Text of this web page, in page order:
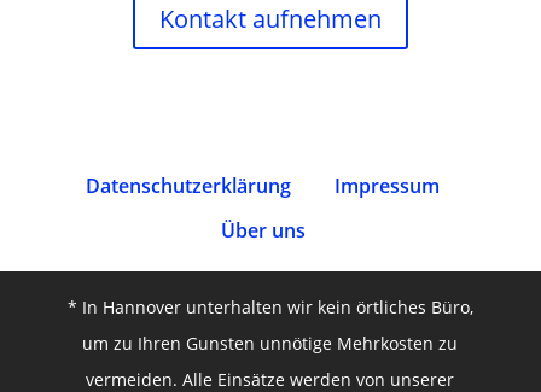
Kontakt aufnehmen
Datenschutz­erklärung
Impressum
Über uns
* In Hannover unterhalten wir kein örtliches Büro,
um zu Ihren Gunsten unnötige Mehrkosten zu
vermeiden. Alle Einsätze werden von unserer